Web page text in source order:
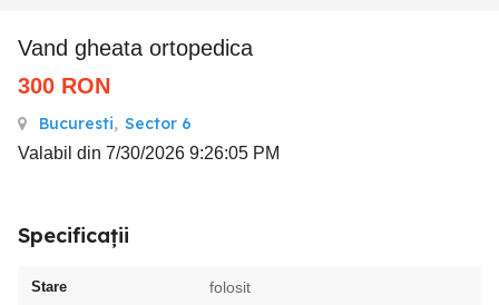
vand gheata ortopedica
300 RON
Bucuresti, Sector 6
Valabil din 7/30/2026 9:26:05 PM
Specificații
Stare folosit